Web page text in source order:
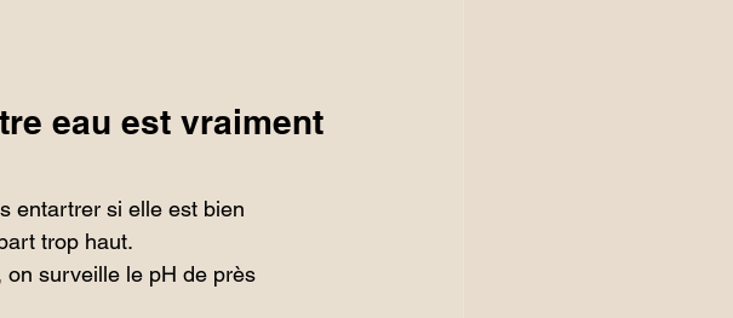
eau est vraiment
entartrer si elle est bien
trop haut.
on surveille le pH de près